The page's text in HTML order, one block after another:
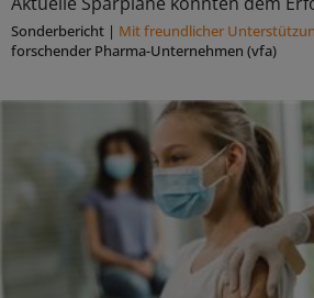
Sonderbericht | Mit freundlicher
forschender Pharma-Unternehmen (vfa)